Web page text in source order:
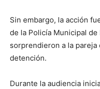
Sin embargo, la acción
de la Policía Municipal de
sorprendieron a la
detención.
Durante la audiencia